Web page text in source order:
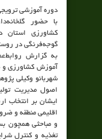
دوره آموزشی
با حضور
گوجه‌فرنگی در
به گزارش
آموزش کشاورزی و
شهربانو وکیلی
اصول مدیریت
ایشان بر انتخاب
اقلیمی منطقه و
و مباحثی همچون
تغذیه و کنترل